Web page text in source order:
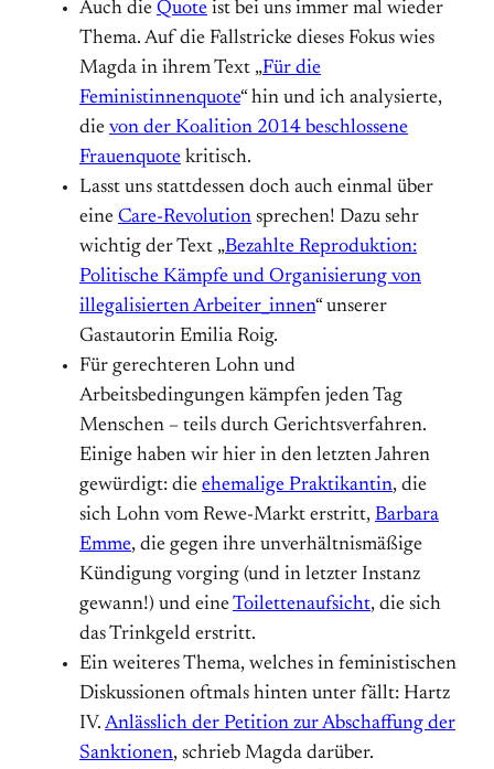
Auch die Quote ist bei uns immer mal wieder
Thema. Auf die Fallstricke dieses Fokus wies
Magda in ihrem Text „Für die
Feministinnenquote“ hin und ich analysierte,
die von der Koalition 2014 beschlossene
Frauenquote kritisch.
Lasst uns stattdessen doch auch einmal über
eine Care-Revolution sprechen! Dazu sehr
wichtig der Text „Bezahlte Reproduktion:
Politische Kämpfe und Organisierung von
illegalisierten Arbeiter_innen“ unserer
Gastautorin Emilia Roig.
Für gerechteren Lohn und
Arbeitsbedingungen kämpfen jeden Tag
Menschen – teils durch Gerichtsverfahren.
Einige haben wir hier in den letzten Jahren
gewürdigt: die ehemalige Praktikantin, die
sich Lohn vom Rewe-Markt erstritt, Barbara
Emme, die gegen ihre unverhältnismäßige
Kündigung vorging (und in letzter Instanz
gewann!) und eineToilettenaufsicht, die sich
das Trinkgeld erstritt.
Ein weiteres Thema, welches in feministischen
Diskussionen oftmals hinten unter fällt: Hartz
IV. Anlässlich der Petition zur Abschaffung der
Sanktionen, schrieb Magda darüber.